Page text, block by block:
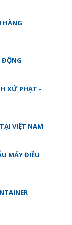
HÀNG
ĐỘNG
XỬ PHẠT -
VIỆT NAM
MÁY ĐIỀU